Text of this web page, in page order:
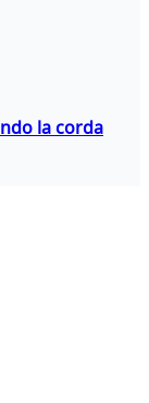
la corda